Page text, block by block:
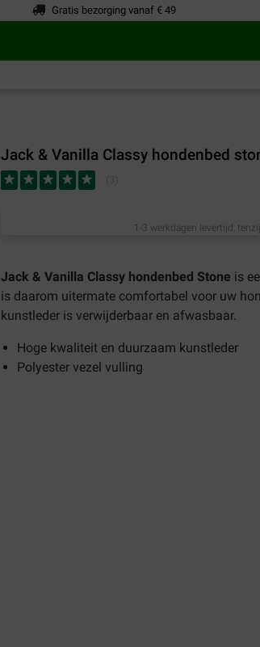
Gratis bezorging vanaf € 49
Jack & Vanilla Classy hondenbed
1-3 werkdagen levertijd,
Jack & Vanilla Classy hondenbed Stone is
is daarom uitermate comfortabel voor uw
kunstleder is verwijderbaar en afwasbaar.
Hoge kwaliteit en duurzaam kunstleder
Polyester vezel vulling